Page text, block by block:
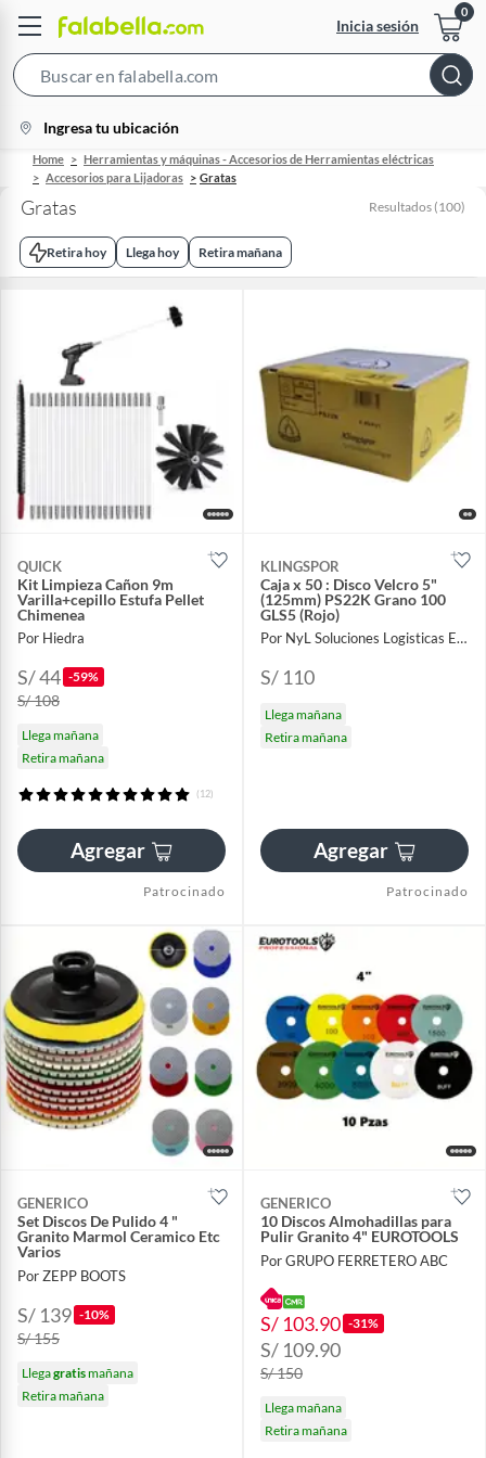
Inicia sesión
Bar
location-
icon
Ingresa tu ubicación
Home
Herramientas y máquinas - Accesorios de Herramientas eléctricas
Accesorios para Lijadoras
Gratas
Gratas Resultados (100)
Retira hoy Llega hoy Retira mañana
QUICK
Kit Limpieza Cañon 9m
Varilla+cepillo Estufa Pellet
Chimenea
Por Hiedra
S/ 44 -59%
S/ 108
Llega mañana
Retira mañana
(12)
Agregar
Patrocinado
KLINGSPOR
Caja x 50 : Disco Velcro 5"
(125mm) PS22K Grano 100
GLS5 (Rojo)
Por NyL Soluciones Logisticas EIRL
S/ 110
Llega mañana
Retira mañana
Agregar
Patrocinado
GENERICO
Set Discos De Pulido 4 "
Granito Marmol Ceramico Etc
Varios
Por ZEPP BOOTS
S/ 139 -10%
S/ 155
Llegagratismañana
Retira mañana
GENERICO
10 Discos Almohadillas para
Pulir Granito 4" EUROTOOLS
Por GRUPO FERRETERO ABC
S/ 103.90 -31%
S/ 109.90
S/ 150
Llega mañana
Retira mañana